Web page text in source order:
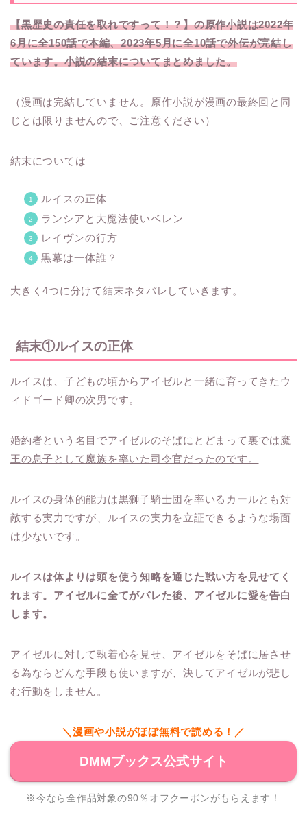
【黒歴史の責任を取れですって！？】の原作小説は2022年
6月に全150話で本編、2023年5月に全10話で外伝が完結し
ています。小説の結末についてまとめました。
（漫画は完結していません。原作小説が漫画の最終回と同
じとは限りませんので、ご注意ください）
結末については
ルイスの正体
ランシアと大魔法使いベレン
レイヴンの行方
黒幕は一体誰？
大きく4つに分けて結末ネタバレしていきます。
結末①ルイスの正体
ルイスは、子どもの頃からアイゼルと一緒に育ってきたウ
ィドゴード卿の次男です。
婚約者という名目でアイゼルのそばにとどまって裏では魔
王の息子として魔族を率いた司令官だったのです。
ルイスの身体的能力は黒獅子騎士団を率いるカールとも対
敵する実力ですが、ルイスの実力を立証できるような場面
は少ないです。
ルイスは体よりは頭を使う知略を通じた戦い方を見せてく
れます。アイゼルに全てがバレた後、アイゼルに愛を告白
します。
アイゼルに対して執着心を見せ、アイゼルをそばに居させ
る為ならどんな手段も使いますが、決してアイゼルが悲し
む行動をしません。
＼漫画や小説がほぼ無料で読める！／
DMMブックス公式サイト
※今なら全作品対象の90％オフクーポンがもらえます！